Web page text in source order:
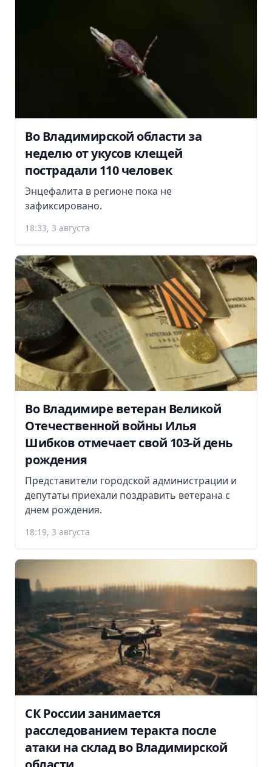
Во Владимирской области за
неделю от укусов клещей
пострадали 110 человек
Энцефалита в регионе пока не
зафиксировано.
18:33, 3 августа
Во Владимире ветеран Великой
Отечественной войны Илья
Шибков отмечает свой 103-й день
рождения
Представители городской администрации и
депутаты приехали поздравить ветерана с
днем рождения.
18:19, 3 августа
СК России занимается
расследованием теракта после
атаки на склад во Владимирской